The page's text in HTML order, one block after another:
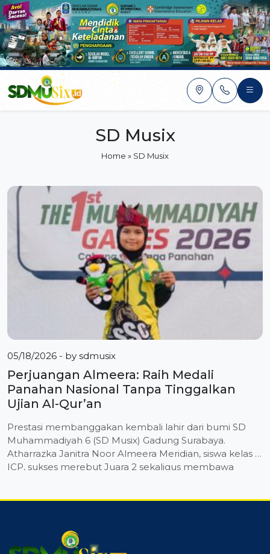
Skip
to
content
SD Musix
Home » SD Musix
05/18/2026 - by sdmusix
Perjuangan Almeera: Raih Medali
Panahan Nasional Tanpa Tinggalkan
Ujian Al-Qur’an
Prestasi membanggakan kembali lahir dari bumi SD
Muhammadiyah 6 (SD Musix) Gadung Surabaya.
Atharrazka Janitra Noor Almeera Meridian, siswa kelas 4
ICP, sukses merebut Juara 2 sekaligus membawa
Panahan yang digelar […]